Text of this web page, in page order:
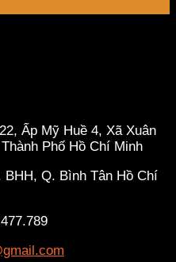
Ấp Mỹ Huề 4, Xã Xuân
Phố Hồ Chí Minh
Q. Bình Tân Hồ Chí